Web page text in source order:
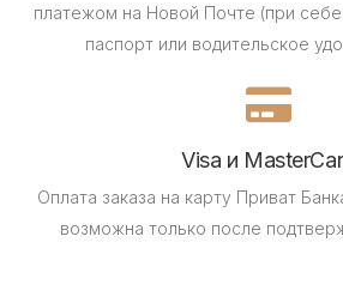
платежом на Новой Почте (при
паспорт или водительское
Visa и
Оплата заказа на карту Приват
возможна только после